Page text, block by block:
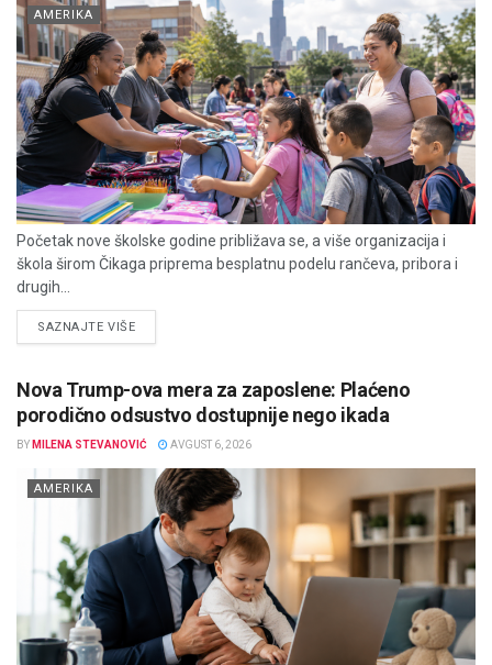
AMERIKA
Početak nove školske godine približava se, a više organizacija i
škola širom Čikaga priprema besplatnu podelu rančeva, pribora i
drugih...
SAZNAJTE VIŠEDETAILS
Nova Trump-ova mera za zaposlene: Plaćeno
porodično odsustvo dostupnije nego ikada
BY MILENA STEVANOVIĆ AVGUST 6, 2026
AMERIKA